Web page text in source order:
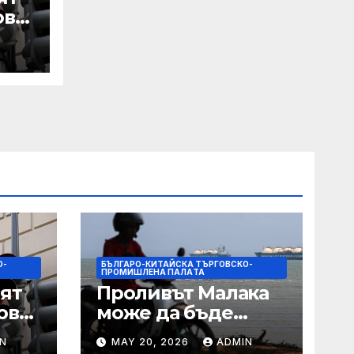
БЪЛГАРО-КИТАЙСКА ТЪРГОВСКО-
ПРОМИШЛЕНА ПАЛAТА
Проливът Малака
може да бъде
следващата точка,
MAY 20, 2026 ADMIN